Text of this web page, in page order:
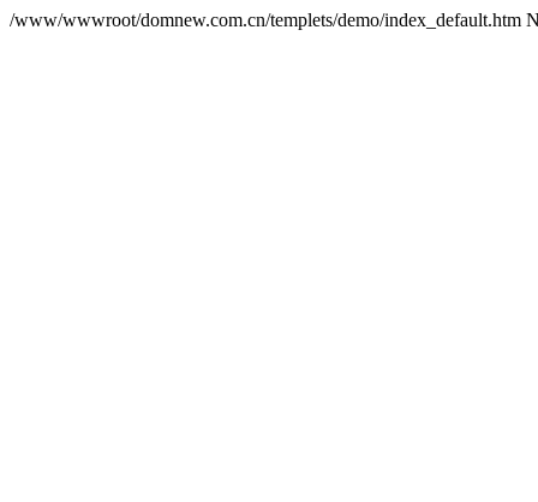
/www/wwwroot/domnew.com.cn/templets/demo/index_default.htm